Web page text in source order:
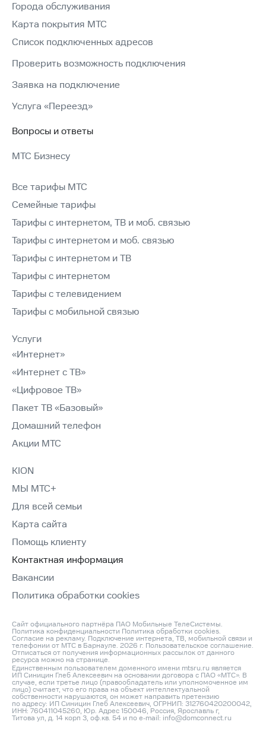
Города обслуживания
Карта покрытия МТС
Список подключенных адресов
Проверить возможность подключения
Заявка на подключение
Услуга «Переезд»
Вопросы и ответы
МТС Бизнесу
Все тарифы МТС
Семейные тарифы
Тарифы с интернетом, ТВ и моб. связью
Тарифы с интернетом и моб. связью
Тарифы с интернетом и ТВ
Тарифы с интернетом
Тарифы с телевидением
Тарифы с мобильной связью
Услуги
«Интернет»
«Интернет с ТВ»
«Цифровое ТВ»
Пакет ТВ «Базовый»
Домашний телефон
Акции МТС
KION
МЫ МТС+
Для всей семьи
Карта сайта
Помощь клиенту
Контактная информация
Вакансии
Политика обработки cookies
Сайт официального партнёра ПАО Мобильные ТелеСистемы.
Политика конфиденциальности Политика обработки cookies.
Согласие на рекламу. Подключение интернета, ТВ, мобильной связи и
телефонии от МТС в Барнауле. 2026 г. Пользовательское соглашение.
Отписаться от получения информационных рассылок от данного
ресурса можно на странице.
Единственным пользователем доменного имени mtsru.ru является
ИП Синицин Глеб Алексеевич на основании договора с ПАО «МТС». В
случае, если третье лицо (правообладатель или уполномоченное им
лицо) считает, что его права на объект интеллектуальной
собственности нарушаются, он может направить претензию
по адресу: ИП Синицин Глеб Алексеевич, ОГРНИП: 312760420200042,
ИНН: 760411045260, Юр. Адрес 150046, Россия, Ярославль г,
Титова ул, д. 14 корп 3, оф.кв. 54 и по e‑mail: info@domconnect.ru